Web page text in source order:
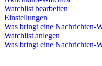
Watchlist bearbeiten
Einstellungen
Was bringt eine Nachrichten-
Watchlist anlegen
Was bringt eine Nachrichten-